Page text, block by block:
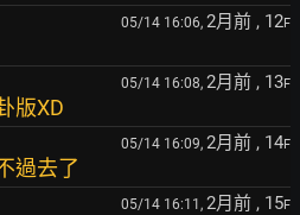
05/14 16:06, 2月前 , 12F
05/14 16:08, 2月前 , 13F
版XD
05/14 16:09, 2月前 , 14F
過去了
05/14 16:11, 2月前 , 15F